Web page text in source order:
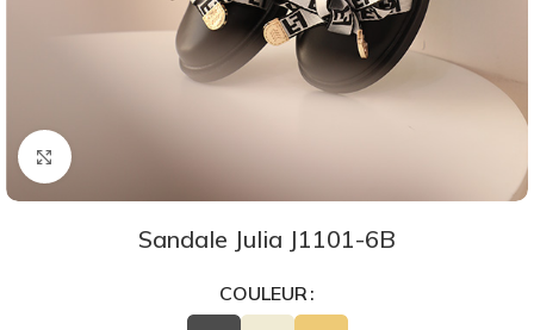
Agrandir
Sandale Julia J1101-6B
COULEUR